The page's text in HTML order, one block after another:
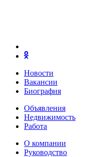
Новости
Вакансии
Биография
Объявления
Недвижимость
Работа
О компании
Руководство